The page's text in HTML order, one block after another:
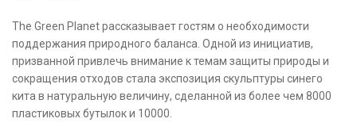
The Green Planet рассказывает гостям о необходимости
поддержания природного баланса. Одной из инициатив,
призванной привлечь внимание к темам защиты природы и
сокращения отходов стала экспозиция скульптуры синего
кита в натуральную величину, сделанной из более чем 8000
пластиковых бутылок и 10000.